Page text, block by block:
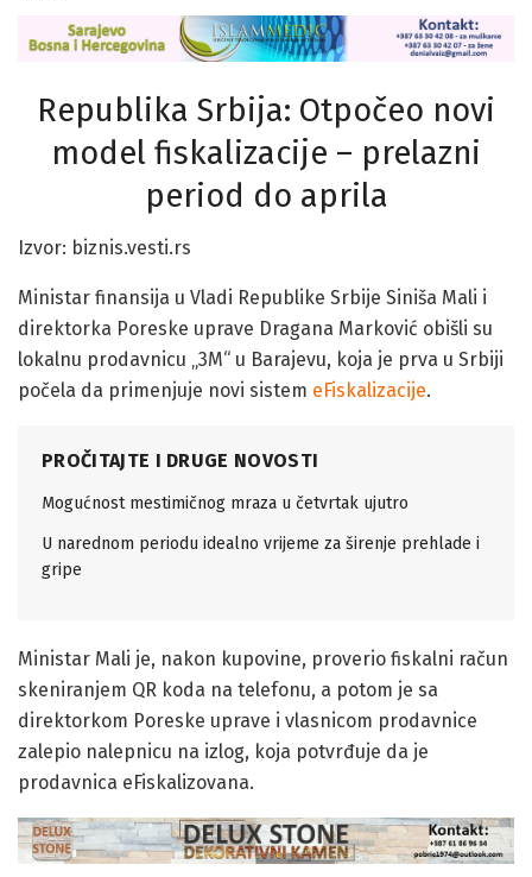
Republika Srbija: Otpočeo novi
model fiskalizacije – prelazni
period do aprila
Izvor: biznis.vesti.rs
Ministar finansija u Vladi Republike Srbije Siniša Mali i
direktorka Poreske uprave Dragana Marković obišli su
lokalnu prodavnicu „3M“ u Barajevu, koja je prva u Srbiji
počela da primenjuje novi sistem eFiskalizacije.
PROČITAJTE I DRUGE NOVOSTI
Mogućnost mestimičnog mraza u četvrtak ujutro
U narednom periodu idealno vrijeme za širenje prehlade i
gripe
Ministar Mali je, nakon kupovine, proverio fiskalni račun
skeniranjem QR koda na telefonu, a potom je sa
direktorkom Poreske uprave i vlasnicom prodavnice
zalepio nalepnicu na izlog, koja potvrđuje da je
prodavnica eFiskalizovana.